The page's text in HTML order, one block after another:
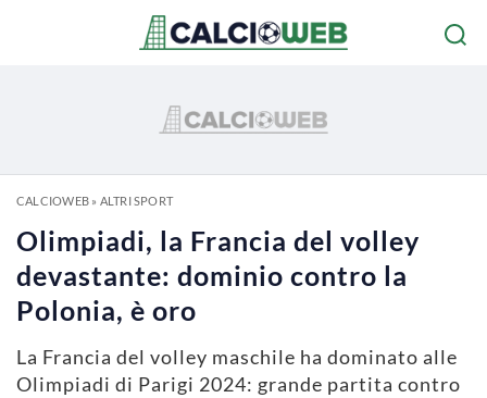
CALCIOWEB» ALTRI SPORT
Olimpiadi, la Francia del volley
devastante: dominio contro la
Polonia, è oro
La Francia del volley maschile ha dominato alle
Olimpiadi di Parigi 2024: grande partita contro